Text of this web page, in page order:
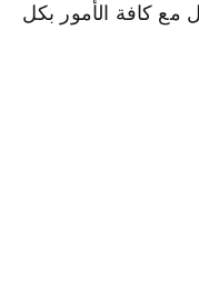
مع كافة الأمور بكل